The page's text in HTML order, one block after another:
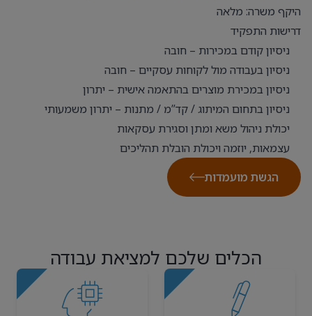
היקף משרה: מלאה
דרישות התפקיד
ניסיון קודם במכירות – חובה
ניסיון בעבודה מול לקוחות עסקיים – חובה
ניסיון במכירת מוצרים בהתאמה אישית – יתרון
ניסיון בתחום המיתוג / קד”מ / מתנות – יתרון משמעותי
יכולת ניהול משא ומתן וסגירת עסקאות
עצמאות, יוזמה ויכולת הובלת תהליכים
הגשת מועמדות
הכלים שלכם למציאת עבודה